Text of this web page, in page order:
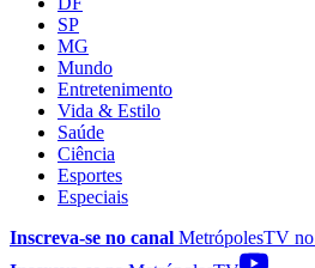
SP
MG
Mundo
Entretenimento
Vida & Estilo
Saúde
Ciência
Esportes
Especiais
Inscreva-se no canal MetrópolesTV no